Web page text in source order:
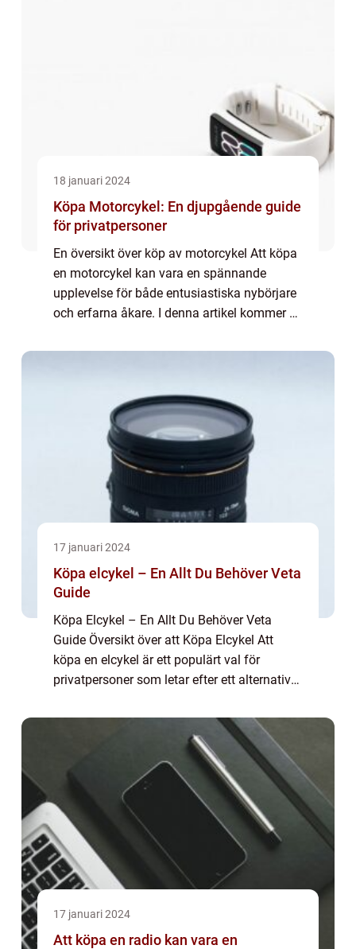
18 januari 2024
Köpa Motorcykel: En djupgående guide
för privatpersoner
En översikt över köp av motorcykel Att köpa
en motorcykel kan vara en spännande
upplevelse för både entusiastiska nybörjare
och erfarna åkare. I denna artikel kommer vi
behöver tänka på när du köper en motor...
17 januari 2024
Köpa elcykel – En Allt Du Behöver Veta
Guide
Köpa Elcykel – En Allt Du Behöver Veta
Guide Översikt över att Köpa Elcykel Att
köpa en elcykel är ett populärt val för
privatpersoner som letar efter ett alternativt
Elcyklar erbjuder flera fördelar ...
17 januari 2024
Att köpa en radio kan vara en